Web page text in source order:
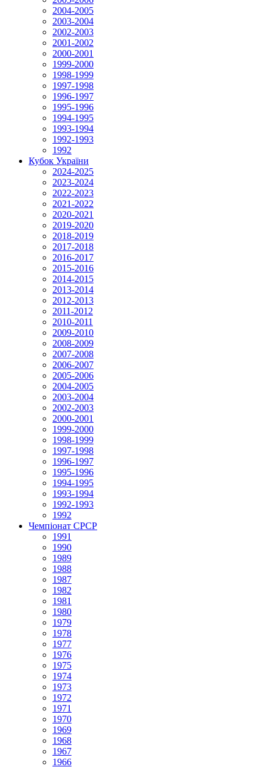
2004-2005
2003-2004
2002-2003
2001-2002
2000-2001
1999-2000
1998-1999
1997-1998
1996-1997
1995-1996
1994-1995
1993-1994
1992-1993
1992
Кубок України
2024-2025
2023-2024
2022-2023
2021-2022
2020-2021
2019-2020
2018-2019
2017-2018
2016-2017
2015-2016
2014-2015
2013-2014
2012-2013
2011-2012
2010-2011
2009-2010
2008-2009
2007-2008
2006-2007
2005-2006
2004-2005
2003-2004
2002-2003
2000-2001
1999-2000
1998-1999
1997-1998
1996-1997
1995-1996
1994-1995
1993-1994
1992-1993
1992
Чемпіонат СРСР
1991
1990
1989
1988
1987
1982
1981
1980
1979
1978
1977
1976
1975
1974
1973
1972
1971
1970
1969
1968
1967
1966